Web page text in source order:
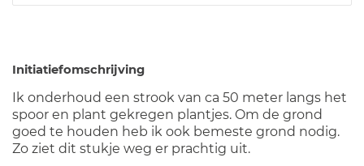
Initiatiefomschrijving
Ik onderhoud een strook van ca 50 meter langs het
spoor en plant gekregen plantjes. Om de grond
goed te houden heb ik ook bemeste grond nodig.
Zo ziet dit stukje weg er prachtig uit.